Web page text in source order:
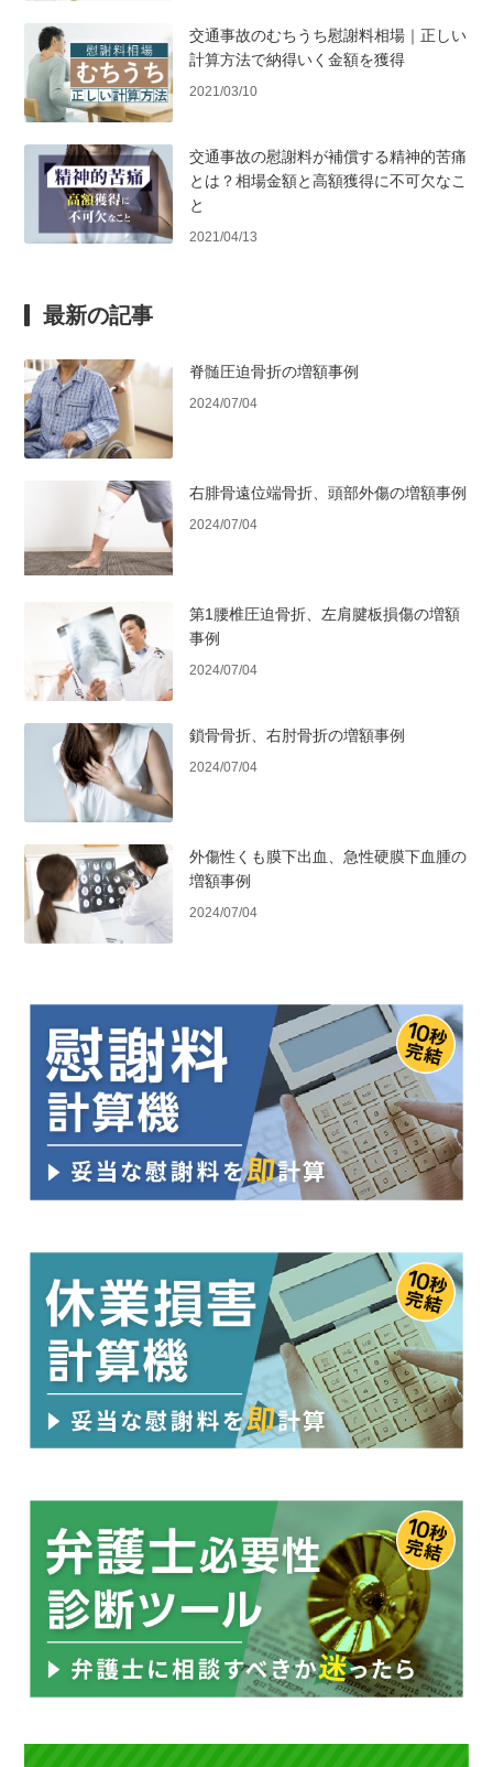
交通事故のむちうち慰謝料相場｜正しい
計算方法で納得いく金額を獲得
2021/03/10
交通事故の慰謝料が補償する精神的苦痛
とは？相場金額と高額獲得に不可欠なこ
と
2021/04/13
最新の記事
脊髄圧迫骨折の増額事例
2024/07/04
右腓骨遠位端骨折、頭部外傷の増額事例
2024/07/04
第1腰椎圧迫骨折、左肩腱板損傷の増額
事例
2024/07/04
鎖骨骨折、右肘骨折の増額事例
2024/07/04
外傷性くも膜下出血、急性硬膜下血腫の
増額事例
2024/07/04